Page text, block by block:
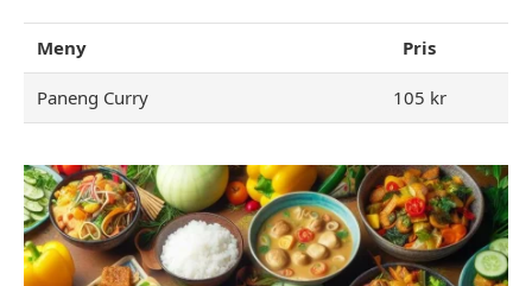
Meny Pris
Paneng Curry 105 kr